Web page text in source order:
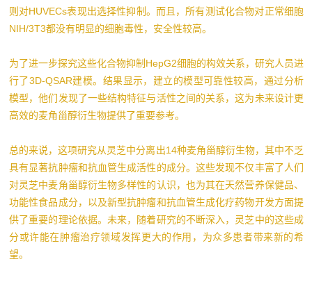
则对HUVECs表现出选择性抑制。而且，所有测试化合物对正常细胞
NIH/3T3都没有明显的细胞毒性，安全性较高。
为了进一步探究这些化合物抑制HepG2细胞的构效关系，研究人员进
行了3D-QSAR建模。结果显示，建立的模型可靠性较高，通过分析
模型，他们发现了一些结构特征与活性之间的关系，这为未来设计更
高效的麦角甾醇衍生物提供了重要参考。
总的来说，这项研究从灵芝中分离出14种麦角甾醇衍生物，其中不乏
具有显著抗肿瘤和抗血管生成活性的成分。这些发现不仅丰富了人们
对灵芝中麦角甾醇衍生物多样性的认识，也为其在天然营养保健品、
功能性食品成分，以及新型抗肿瘤和抗血管生成化疗药物开发方面提
供了重要的理论依据。未来，随着研究的不断深入，灵芝中的这些成
分或许能在肿瘤治疗领域发挥更大的作用，为众多患者带来新的希
望。